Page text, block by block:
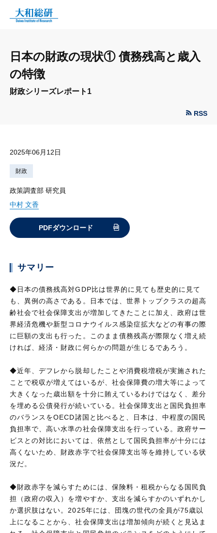
日本の財政の現状① 債務残高と歳入
の特徴
財政シリーズレポート1
RSS
2025年06月12日
財政
政策調査部 研究員
中村 文香
PDFダウンロード
サマリー
◆日本の債務残高対GDP比は世界的に見ても歴史的に見て
も、異例の高さである。日本では、世界トップクラスの超高
齢社会で社会保障支出が増加してきたことに加え、政府は世
界経済危機や新型コロナウイルス感染症拡大などの有事の際
に巨額の支出も行った。このまま債務残高が際限なく増え続
ければ、経済・財政に何らかの問題が生じるであろう。
◆近年、デフレから脱却したことや消費税増税が実施された
ことで税収が増えてはいるが、社会保障費の増大等によって
大きくなった歳出額を十分に賄えているわけではなく、差分
を埋める公債発行が続いている。社会保障支出と国民負担率
のバランスをOECD諸国と比べると、日本は、中程度の国民
負担率で、高い水準の社会保障支出を行っている。政府サー
ビスとの対比においては、依然として国民負担率が十分には
高くないため、財政赤字で社会保障支出等を維持している状
況だ。
◆財政赤字を減らすためには、保険料・租税からなる国民負
担（政府の収入）を増やすか、支出を減らすかのいずれかし
か選択肢はない。2025年には、団塊の世代の全員が75歳以
上になることから、社会保障支出は増加傾向が続くと見込ま